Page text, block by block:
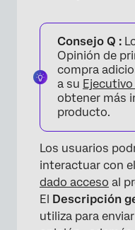
Priorizar la
Consejo Q :
Opinión de
compra
a su
obtener más
producto.
Los usuarios
interactuar con
dado acceso al
El Descripción
utiliza para